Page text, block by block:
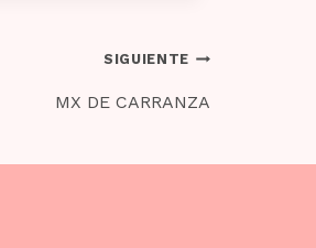
SIGUIENTE
MX DE CARRANZA